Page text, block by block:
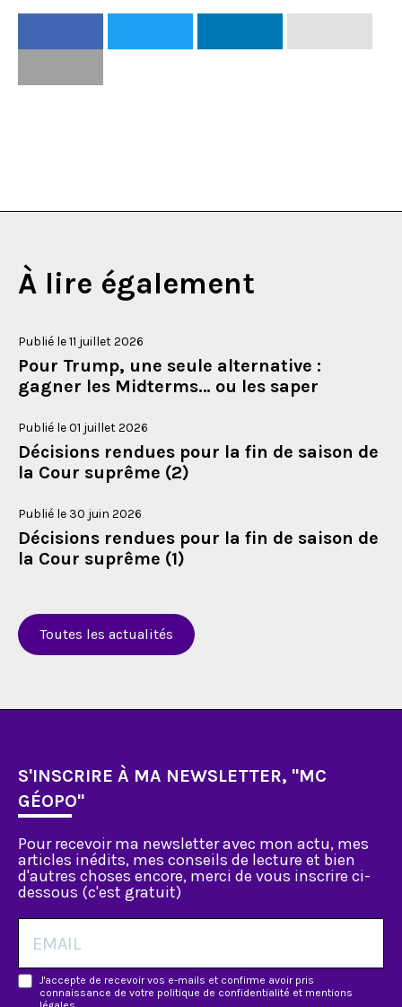
À lire également
Publié le 11 juillet 2026
Pour Trump, une seule alternative :
gagner les Midterms… ou les saper
Publié le 01 juillet 2026
Décisions rendues pour la fin de saison de
la Cour suprême (2)
Publié le 30 juin 2026
Décisions rendues pour la fin de saison de
la Cour suprême (1)
Toutes les actualités
S'INSCRIRE À MA NEWSLETTER, "MC
GÉOPO"
Pour recevoir ma newsletter avec mon actu, mes
articles inédits, mes conseils de lecture et bien
d'autres choses encore, merci de vous inscrire ci-
dessous (c'est gratuit)
J'accepte de recevoir vos e-mails et confirme avoir pris
connaissance de votre politique de confidentialité et mentions